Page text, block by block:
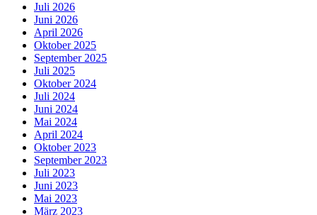
Juli 2026
Juni 2026
April 2026
Oktober 2025
September 2025
Juli 2025
Oktober 2024
Juli 2024
Juni 2024
Mai 2024
April 2024
Oktober 2023
September 2023
Juli 2023
Juni 2023
Mai 2023
März 2023